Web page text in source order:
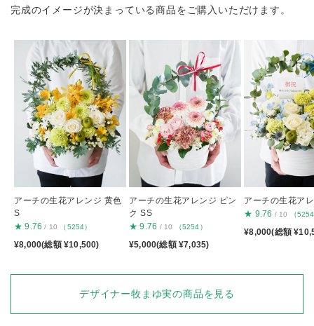
完成のイメージが決まっている商品をご購入いただけます。
アーチの生花アレンジ 黄色
S
★ 9.76 / 10 （5254）
¥8,000(総額 ¥10,500)
アーチの生花アレンジ ピン
ク SS
★ 9.76 / 10 （5254）
¥5,000(総額 ¥7,035)
アーチの生花ア
★ 9.76 / 10 （
¥8,000(総額
デザイナー牧まゆ実の商品を見る